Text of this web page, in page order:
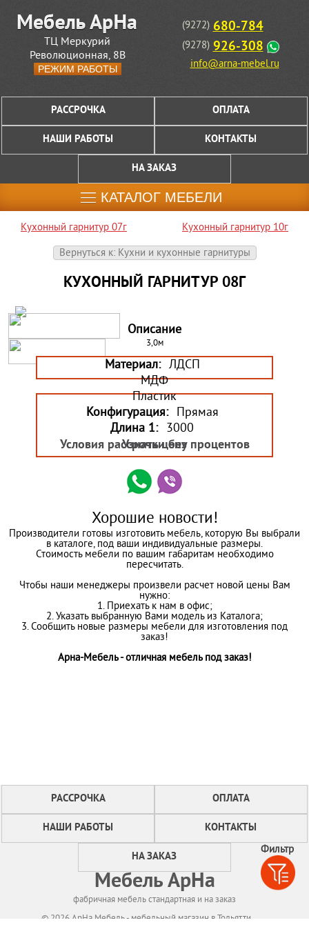
Фильтр
ТЦ Меркурий
Революционная, 8В
РЕЖИМ РАБОТЫ
(9272) 680-784
(9278) 926-308
info@arna-mebel.ru
РАССРОЧКА ОПЛАТА
НАШИ РАБОТЫ КОНТАКТЫ
НА ЗАКАЗ
КАТАЛОГ МЕБЕЛИ
Кухонный гарнитур 07г
Кухонный гарнитур 10г
Вернуться к: Кухни и кухонные гарнитуры
КУХОННЫЙ ГАРНИТУР 08Г
Описание
3,0м
Материал: ЛДСП
МДФ
Пластик
Конфигурация: Прямая
Длина 1: 3000
Узнать цену
Условия рассрочки без процентов
Хорошие новости!
Производители готовы изготовить мебель, которую Вы выбрали
в каталоге, под ваши индивидуальные размеры.
Стоимость мебели по вашим габаритам необходимо
пересчитать.
Чтобы наши менеджеры произвели расчет новой цены Вам
нужно:
1. Приехать к нам в офис;
2. Указать выбранную Вами модель из Каталога;
3. Сообщить новые размеры мебели для изготовления под
заказ!
Арна-Мебель - отличная мебель под заказ!
РАССРОЧКА ОПЛАТА
НАШИ РАБОТЫ КОНТАКТЫ
НА ЗАКАЗ
Мебель АрНа
фабричная мебель стандартная и на заказ
© 2026 АрНа Мебель - мебельный магазин в Тольятти